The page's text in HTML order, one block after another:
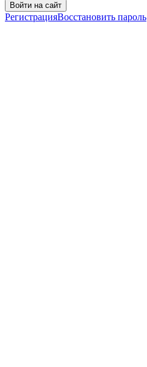
Войти на сайт
РегистрацияВосстановить пароль